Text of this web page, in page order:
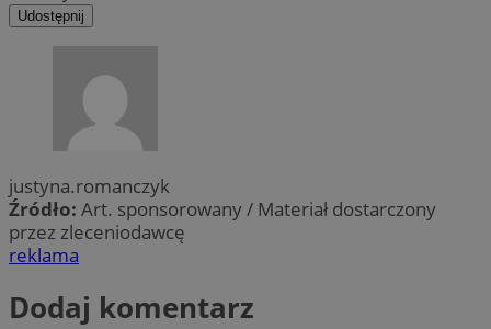
Udostępnij
justyna.romanczyk
Źródło: Art. sponsorowany / Materiał dostarczony
przez zleceniodawcę
reklama
Dodaj komentarz